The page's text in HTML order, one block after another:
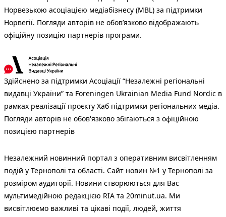
Норвезькою асоціацією медіабізнесу (MBL) за підтримки
Норвегії. Погляди авторів не обов’язково відображають
офіційну позицію партнерів програми.
Здійснено за підтримки Асоціації “Незалежні регіональні
видавці України” та Foreningen Ukrainian Media Fund Nordic в
рамках реалізації проєкту Хаб підтримки регіональних медіа.
Погляди авторів не обов'язково збігаються з офіційною
позицією партнерів
Незалежний новинний портал з оперативним висвітленням
подій у Тернополі та області. Сайт новин №1 у Тернополі за
розміром аудиторії. Новини створюються для Вас
мультимедійною редакцією RIA та 20minut.ua. Ми
висвітлюємо важливі та цікаві події, людей, життя